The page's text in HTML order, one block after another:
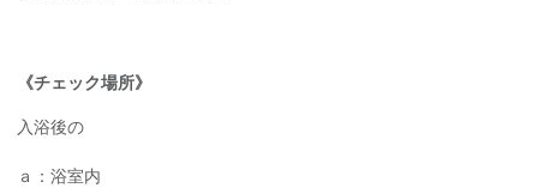
《チェック場所》
入浴後の
ａ：浴室内